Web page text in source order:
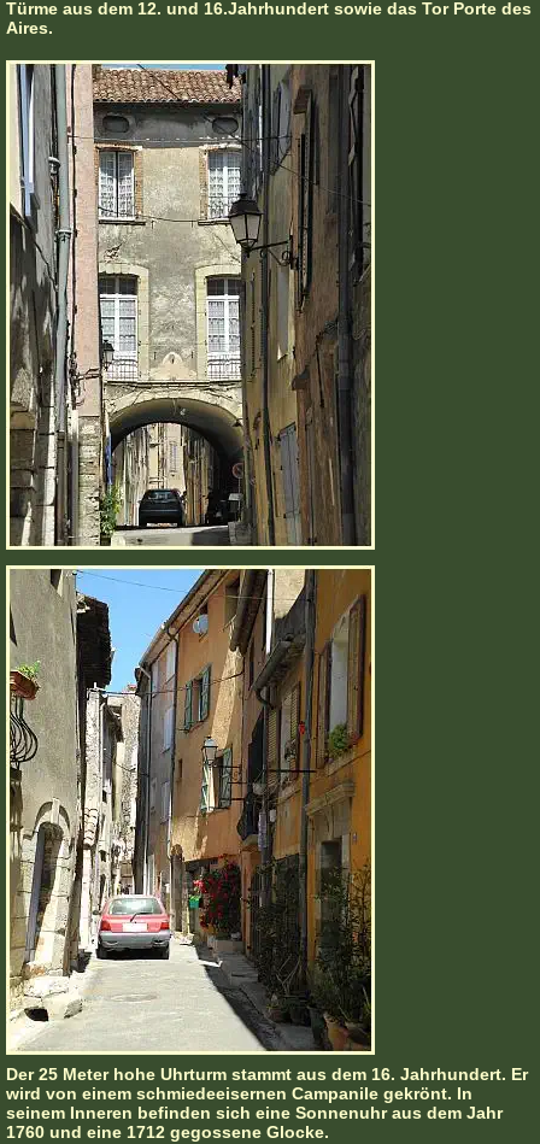
Türme aus dem 12. und 16.Jahrhundert sowie das Tor Porte des
Aires.
Der 25 Meter hohe Uhrturm stammt aus dem 16. Jahrhundert. Er
wird von einem schmiedeeisernen Campanile gekrönt. In
seinem Inneren befinden sich eine Sonnenuhr aus dem Jahr
1760 und eine 1712 gegossene Glocke.